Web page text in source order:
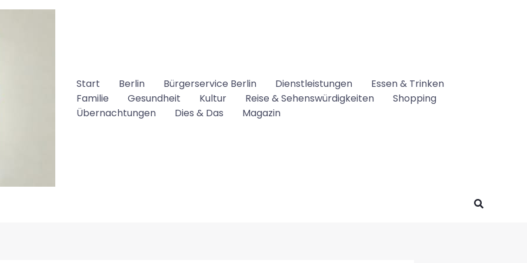
Start Berlin Bürgerservice Berlin Dienstleistungen
Essen & Trinken
Familie
Gesundheit Kultur Reise & Sehenswürdigkeiten
Shopping
Übernachtungen
Dies & Das Magazin
Suchen